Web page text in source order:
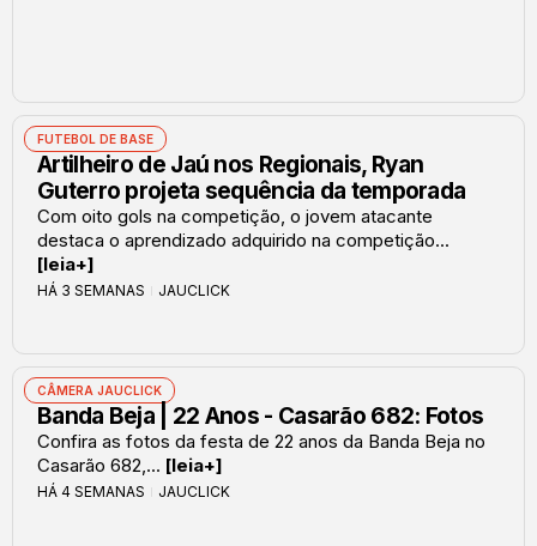
FUTEBOL DE BASE
Artilheiro de Jaú nos Regionais, Ryan
Guterro projeta sequência da temporada
Com oito gols na competição, o jovem atacante
destaca o aprendizado adquirido na competição...
[leia+]
HÁ 3 SEMANAS JAUCLICK
CÂMERA JAUCLICK
Banda Beja | 22 Anos - Casarão 682: Fotos
Confira as fotos da festa de 22 anos da Banda Beja no
Casarão 682,... [leia+]
HÁ 4 SEMANAS JAUCLICK